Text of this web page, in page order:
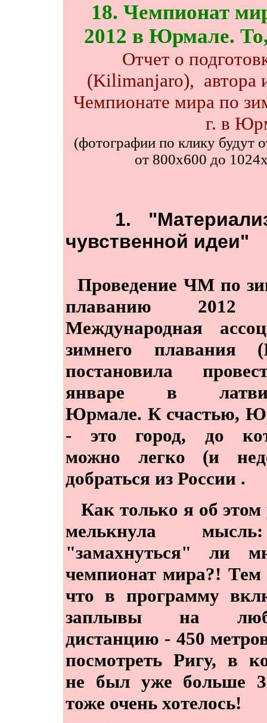
18. Чемпионат
2012 в Юрмале.
Отчет о
(Kilimanjaro), автора
Чемпионате мира по
г. в
(фотографии по клику будут
от 800х600 до
1.
чувственной идеи"
Проведение ЧМ по
плаванию 2012
Международная
зимнего плавания
постановила
январе в
Юрмале. К счастью,
- это город, до
можно легко (и
добраться из России .
Как только я об этом
мелькнула
"замахнуться" ли
чемпионат мира?! Тем
что в программу
заплывы на
дистанцию - 450
посмотреть Ригу, в
не был уже больше
тоже очень хотелось!